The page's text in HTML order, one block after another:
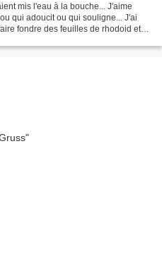
mis l'eau à la bouche... J'aime
qui adoucit ou qui souligne... J'ai
fondre des feuilles de rhodoid et à